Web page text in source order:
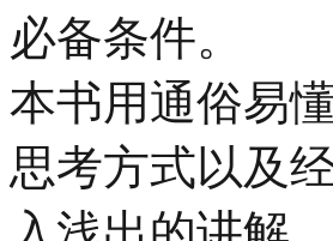
必备条件。
本书用通俗易
思考方式以及